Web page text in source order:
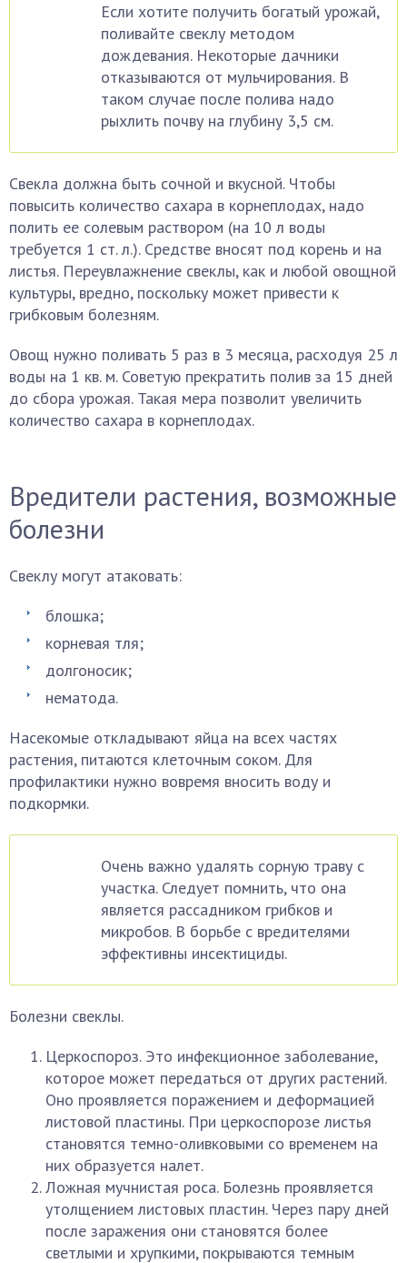
Если хотите получить богатый урожай,
поливайте свеклу методом
дождевания. Некоторые дачники
отказываются от мульчирования. В
таком случае после полива надо
рыхлить почву на глубину 3,5 см.
Свекла должна быть сочной и вкусной. Чтобы
повысить количество сахара в корнеплодах, надо
полить ее солевым раствором (на 10 л воды
требуется 1 ст. л.). Средстве вносят под корень и на
листья. Переувлажнение свеклы, как и любой овощной
культуры, вредно, поскольку может привести к
грибковым болезням.
Овощ нужно поливать 5 раз в 3 месяца, расходуя 25 л
воды на 1 кв. м. Советую прекратить полив за 15 дней
до сбора урожая. Такая мера позволит увеличить
количество сахара в корнеплодах.
Вредители растения, возможные
болезни
Свеклу могут атаковать:
блошка;
корневая тля;
долгоносик;
нематода.
Насекомые откладывают яйца на всех частях
растения, питаются клеточным соком. Для
профилактики нужно вовремя вносить воду и
подкормки.
Очень важно удалять сорную траву с
участка. Следует помнить, что она
является рассадником грибков и
микробов. В борьбе с вредителями
эффективны инсектициды.
Болезни свеклы.
Церкоспороз. Это инфекционное заболевание,
которое может передаться от других растений.
Оно проявляется поражением и деформацией
листовой пластины. При церкоспорозе листья
становятся темно-оливковыми со временем на
них образуется налет.
Ложная мучнистая роса. Болезнь проявляется
утолщением листовых пластин. Через пару дней
после заражения они становятся более
светлыми и хрупкими, покрываются темным